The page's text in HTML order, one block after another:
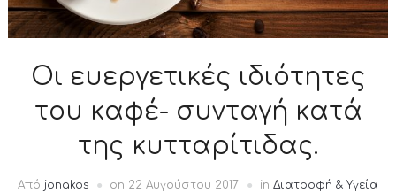
Οι ευεργετικές ιδιότητες
του καφέ- συνταγή κατά
της κυτταρίτιδας.
Από jonakos on 22 Αυγούστου 2017 in Διατροφή & Υγεία